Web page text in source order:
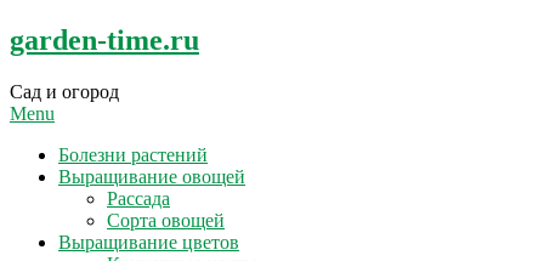
Skip
to
garden-time.ru
Сад и огород
Menu
Болезни растений
Выращивание овощей
Рассада
Сорта овощей
Выращивание цветов